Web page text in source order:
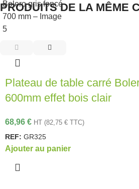
PRODUITS DE LA MÊME
Plateau de table carré
600mm effet bois clair
68,96 € HT (82,75 € TTC)
REF: GR325
Ajouter au panier